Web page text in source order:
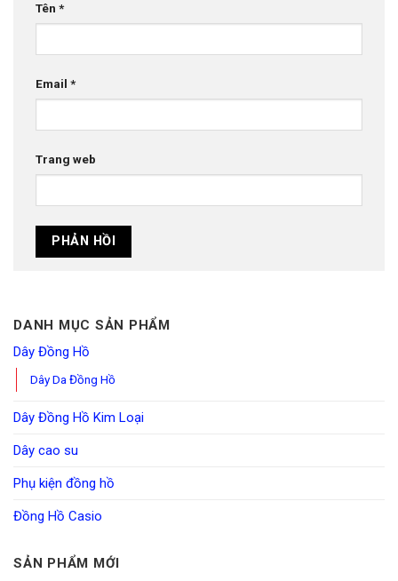
Tên *
Email *
Trang web
DANH MỤC SẢN PHẨM
Dây Đồng Hồ
Dây Da Đồng Hồ
Dây Đồng Hồ Kim Loại
Dây cao su
Phụ kiện đồng hồ
Đồng Hồ Casio
SẢN PHẨM MỚI